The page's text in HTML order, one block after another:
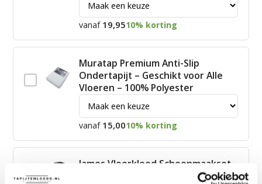
vanaf 19,9510% korting
Muratap Premium Anti-Slip
Ondertapijt – Geschikt voor Alle
Vloeren – 100% Polyester
vanaf 15,0010% korting
James Vloerkleed Schoonmaakset
| Complete Reinigingsset voor